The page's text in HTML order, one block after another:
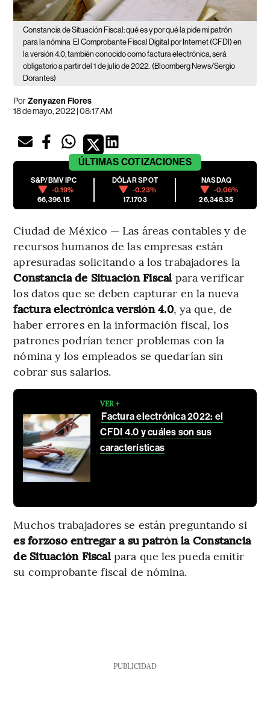
Constancia de Situación Fiscal: qué es y por qué la pide mi patrón
para la nómina El Comprobante Fiscal Digital por Internet (CFDI) en
la versión 4.0, también conocido como factura electrónica, será
obligatorio a partir del 1 de julio de 2022. (Bloomberg News/Sergio
Dorantes)
PorZenyazen Flores
18 de mayo, 2022 | 08:17 AM
ÚLTIMAS COTIZACIONES
S&P/BMV IPC
-0.19%
66,396.15
DÓLAR SPOT
-0.23%
17.1703
NASDAQ
-0.06%
26,348.35
Ciudad de México — Las áreas contables y de
recursos humanos de las empresas están
apresuradas solicitando a los trabajadores la
Constancia de Situación Fiscal para verificar
los datos que se deben capturar en la nueva
factura electrónica versión 4.0, ya que, de
haber errores en la información fiscal, los
patrones podrían tener problemas con la
nómina y los empleados se quedarían sin
cobrar sus salarios.
VER +
Factura electrónica 2022: el
CFDI 4.0 y cuáles son sus
características
Muchos trabajadores se están preguntando si
es forzoso entregar a su patrón la Constancia
de Situación Fiscalpara que les pueda emitir
su comprobante fiscal de nómina.
PUBLICIDAD